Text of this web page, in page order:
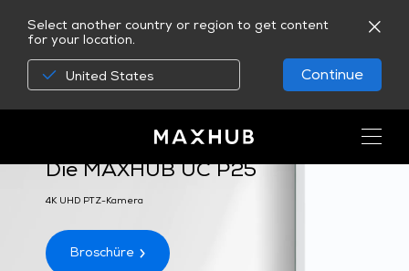
Select another country or region to get content
for your location.
United States Continue
Meetings sahen nie besser aus
Die MAXHUB UC P25
4K UHD PTZ-Kamera
Broschüre